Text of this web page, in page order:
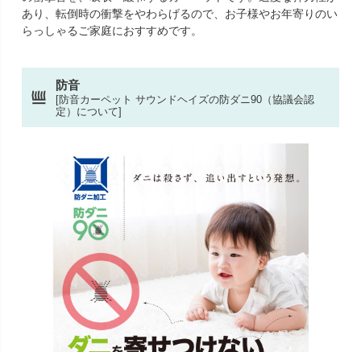
あり、転倒時の衝撃をやわらげるので、お子様やお年寄りのい
らっしゃるご家庭におすすめです。
防音
[防音カーペット サウンドヘイズの防ダニ90（協議会認
定）について]